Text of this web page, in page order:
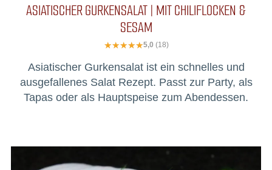
ASIATISCHER GURKENSALAT | MIT CHILIFLOCKEN &
SESAM
5,0 (18)
Asiatischer Gurkensalat ist ein schnelles und
ausgefallenes Salat Rezept. Passt zur Party, als
Tapas oder als Hauptspeise zum Abendessen.